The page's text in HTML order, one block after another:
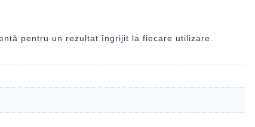
pentru un rezultat îngrijit la fiecare utilizare.